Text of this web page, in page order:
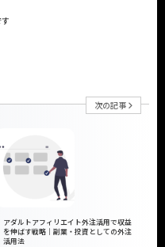
次の記事
アダルトアフィリエイト外注活用で収益
を伸ばす戦略｜副業・投資としての外注
活用法